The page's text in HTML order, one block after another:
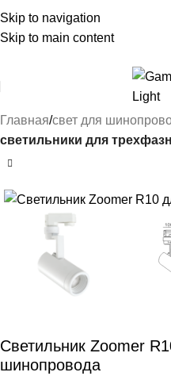
Skip to navigation
Skip to main content
Главная свет для
светильники для
Светильник Zoomer
шинопровода